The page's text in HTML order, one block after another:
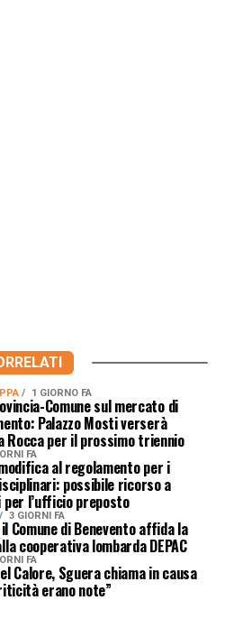
1 GIORNO FA
Comune sul mercato di
Palazzo Mosti verserà
Rocca per il prossimo triennio
FA
al regolamento per i
possibile ricorso a
l’ufficio preposto
3 GIORNI FA
Comune di Benevento affida la
cooperativa lombarda DEPAC
FA
Calore, Sguera chiama in causa
erano note”